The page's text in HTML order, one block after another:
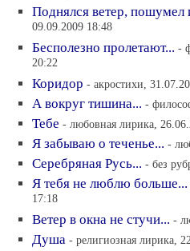
Поднялся ветер, пошумел
09.09.2009 18:48
Бесполезно пролетают... -
20:22
Коридор - акростихи,
А вокруг тишина... -
Тебе - любовная лирика,
Я забываю о теченье... -
Серебряная Русь... - без
Я тебя не люблю больше...
17:18
Ветер в окна не стучи... -
Душа - религиозная лирика,